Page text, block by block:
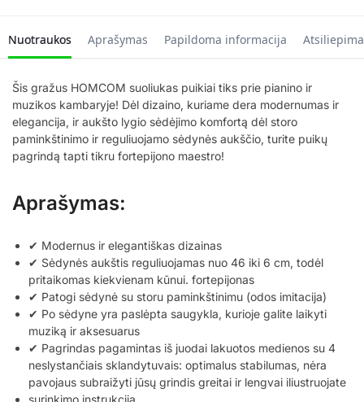
Nuotraukos Aprašymas Papildoma informacija
Šis gražus HOMCOM suoliukas puikiai tiks prie pianino ir
muzikos kambaryje! Dėl dizaino, kuriame dera modernumas ir
elegancija, ir aukšto lygio sėdėjimo komfortą dėl storo
paminkštinimo ir reguliuojamo sėdynės aukščio, turite puikų
pagrindą tapti tikru fortepijono maestro!
Aprašymas:
✔ Modernus ir elegantiškas dizainas
✔ Sėdynės aukštis reguliuojamas nuo 46 iki 6 cm, todėl
pritaikomas kiekvienam kūnui. fortepijonas
✔ Patogi sėdynė su storu paminkštinimu (odos imitacija)
✔ Po sėdyne yra paslėpta saugykla, kurioje galite laikyti
muziką ir aksesuarus
✔ Pagrindas pagamintas iš juodai lakuotos medienos su 4
neslystančiais sklandytuvais: optimalus stabilumas, nėra
pavojaus subraižyti jūsų grindis greitai ir lengvai iliustruojate
surinkimo instrukcija